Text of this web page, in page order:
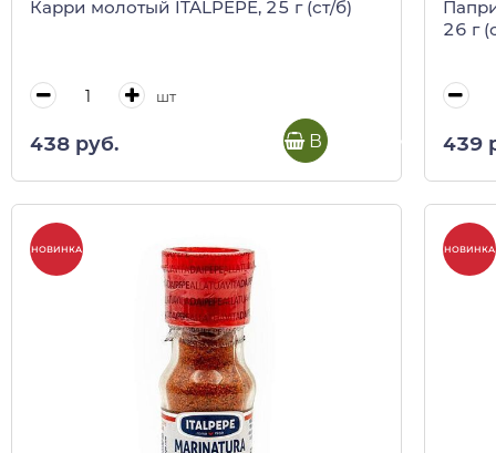
Карри молотый ITALPEPE, 25 г (ст/б)
шт
438 руб. В корзину
26 г
439
НОВИНКА НОВИНКА